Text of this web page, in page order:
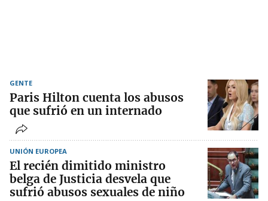
GENTE
Paris Hilton cuenta los abusos
que sufrió en un internado
UNIÓN EUROPEA
El recién dimitido ministro
belga de Justicia desvela que
sufrió abusos sexuales de niño